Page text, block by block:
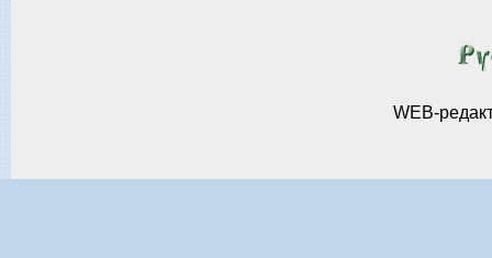
WEB-